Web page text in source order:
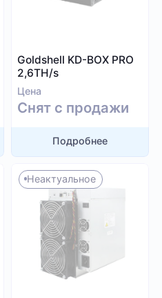
Goldshell KD-BOX PRO
2,6TH/s
Цена
Снят с продажи
Подробнее
Неактуальное